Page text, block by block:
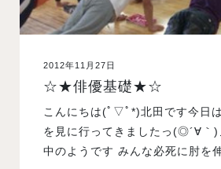
オープンキャンパス
訪問者別メニュー
2012年11月27日
☆★俳優基礎★☆
こんにちは(ﾟ▽ﾟ*)北田です今日
を見に行ってきましたっ(◎´∀｀)
中のようです みんな必死に肘を